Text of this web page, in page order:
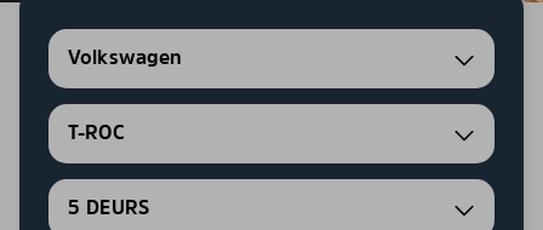
Volkswagen
T-ROC
5 DEURS